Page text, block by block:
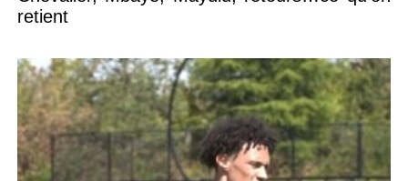
retient